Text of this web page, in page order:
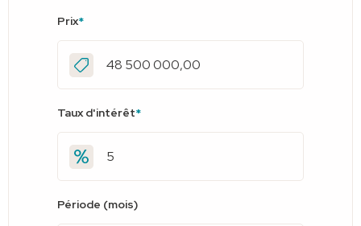
Prix*
Taux d'intérêt*
Période (mois)